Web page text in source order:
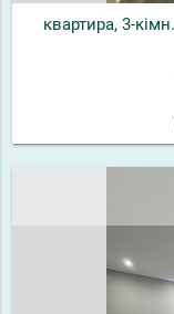
квартира, 3-